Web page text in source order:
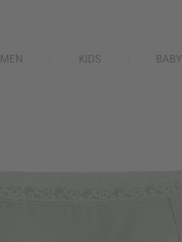
MEN KIDS BABY